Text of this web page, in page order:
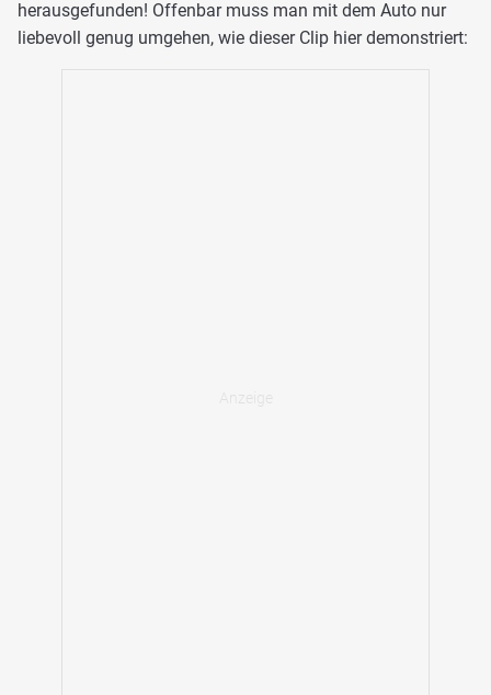
herausgefunden! Offenbar muss man mit dem Auto nur
liebevoll genug umgehen, wie dieser Clip hier demonstriert: